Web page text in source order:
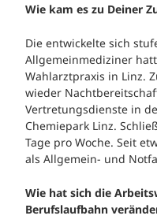
Wie kam es zu Deiner
Die entwickelte sich
Allgemeinmediziner
Wahlarztpraxis in Linz.
wieder
Vertretungsdienste in
Chemiepark Linz.
Tage pro Woche. Seit
als Allgemein- und
Wie hat sich die
Berufslaufbahn